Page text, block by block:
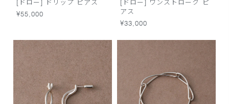
[ドロー] ドリップ ピアス
¥55,000
[ドロー] ワンストローク ピ
アス
¥33,000